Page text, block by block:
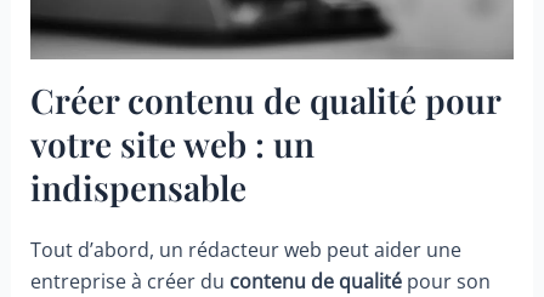
Créer contenu de qualité pour
votre site web : un
indispensable
Tout d’abord, un rédacteur web peut aider une
entreprise à créer du contenu de qualitépour son